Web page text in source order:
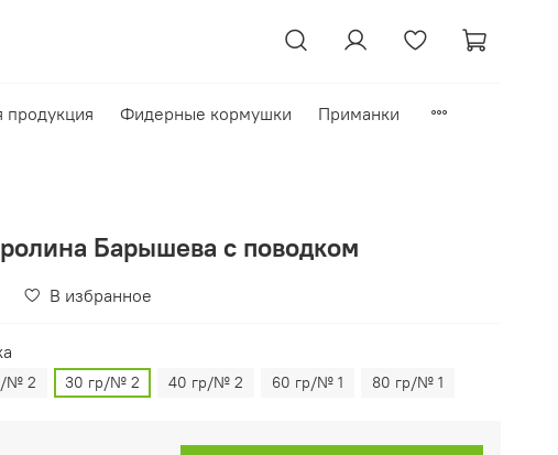
продукция Фидерные кормушки Приманки
Барышева с поводком
В избранное
№ 2 30 гр/№ 2 40 гр/№ 2 60 гр/№ 1 80 гр/№ 1